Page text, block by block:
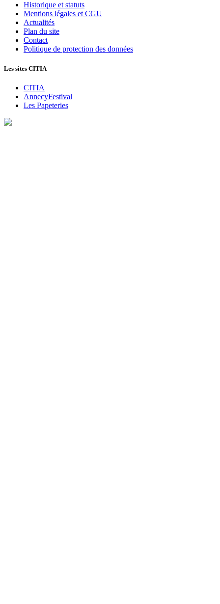
Historique et statuts
Mentions légales et CGU
Actualités
Plan du site
Contact
Politique de protection des données
Les sites CITIA
CITIA
AnnecyFestival
Les Papeteries